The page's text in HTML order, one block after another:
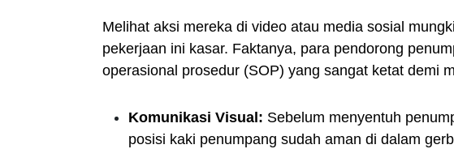
Melihat aksi mereka di video atau media sosial
pekerjaan ini kasar. Faktanya, para pendorong
operasional prosedur (SOP) yang sangat ketat demi
Komunikasi Visual: Sebelum menyentuh
posisi kaki penumpang sudah aman di dalam